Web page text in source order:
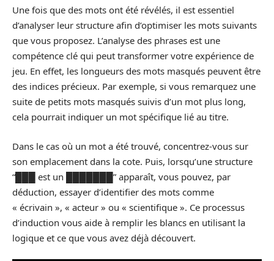
Une fois que des mots ont été révélés, il est essentiel
d’analyser leur structure afin d’optimiser les mots suivants
que vous proposez. L’analyse des phrases est une
compétence clé qui peut transformer votre expérience de
jeu. En effet, les longueurs des mots masqués peuvent être
des indices précieux. Par exemple, si vous remarquez une
suite de petits mots masqués suivis d’un mot plus long,
cela pourrait indiquer un mot spécifique lié au titre.
Dans le cas où un mot a été trouvé, concentrez-vous sur
son emplacement dans la cote. Puis, lorsqu’une structure
“███ est un ███████” apparaît, vous pouvez, par
déduction, essayer d’identifier des mots comme
« écrivain », « acteur » ou « scientifique ». Ce processus
d’induction vous aide à remplir les blancs en utilisant la
logique et ce que vous avez déjà découvert.